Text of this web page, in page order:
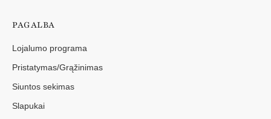
PAGALBA
Lojalumo programa
Pristatymas/Grąžinimas
Siuntos sekimas
Slapukai